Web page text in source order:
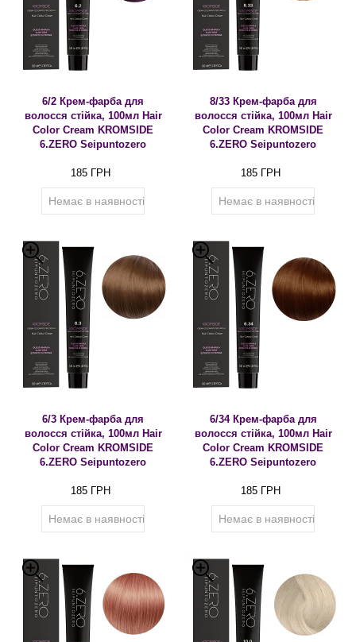
6/2 Крем-фарба для
волосся стійка, 100мл Hair
Color Cream KROMSIDE
6.ZERO Seipuntozero
185 ГРН
Немає в наявності
8/33 Крем-фарба для
волосся стійка, 100мл Hair
Color Cream KROMSIDE
6.ZERO Seipuntozero
185 ГРН
Немає в наявності
6/3 Крем-фарба для
волосся стійка, 100мл Hair
Color Cream KROMSIDE
6.ZERO Seipuntozero
185 ГРН
Немає в наявності
6/34 Крем-фарба для
волосся стійка, 100мл Hair
Color Cream KROMSIDE
6.ZERO Seipuntozero
185 ГРН
Немає в наявності